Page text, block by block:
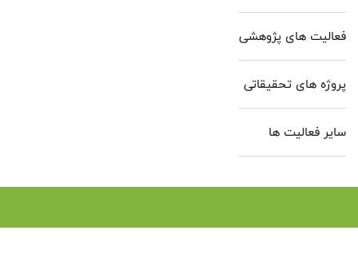
فعالیت های پژوهشی
پروژه های تحقیقاتی
سایر فعالیت ها